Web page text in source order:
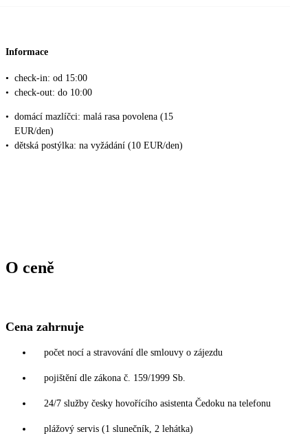
Informace
• check-in: od 15:00
• check-out: do 10:00
• domácí mazlíčci: malá rasa povolena (15
EUR/den)
• dětská postýlka: na vyžádání (10 EUR/den)
O ceně
Cena zahrnuje
počet nocí a stravování dle smlouvy o zájezdu
pojištění dle zákona č. 159/1999 Sb.
24/7 služby česky hovořícího asistenta Čedoku na telefonu
plážový servis (1 slunečník, 2 lehátka)